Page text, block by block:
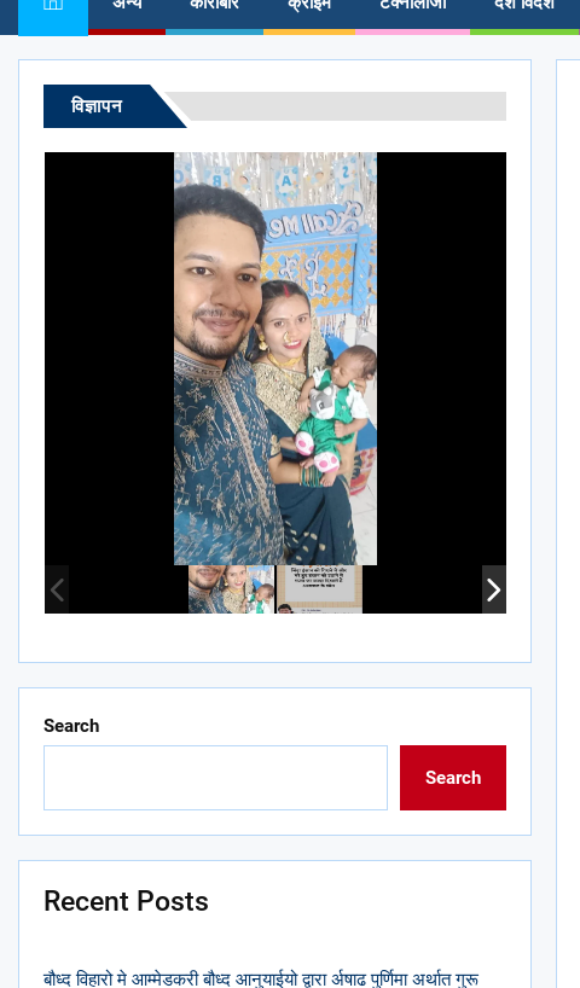
विज्ञापन
Search
Search
Recent Posts
बौध्द विहारो मे आम्मेडकरी बौध्द आनुयाईयो द्वारा र्अषाढ पुर्णिमा अर्थात गुरू